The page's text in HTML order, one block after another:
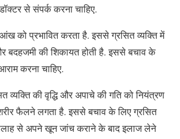
से संपर्क करना चाहिए.
को प्रभावित करता है. इससे ग्रसित व्यक्ति में
बदहजमी की शिकायत होती है. इससे बचाव के
करना चाहिए.
व्यक्ति की वृद्धि और अपाचे की गति को नियंत्रण
फैलने लगता है. इससे बचाव के लिए ग्रसित
से अपने खून जांच कराने के बाद इलाज लेने